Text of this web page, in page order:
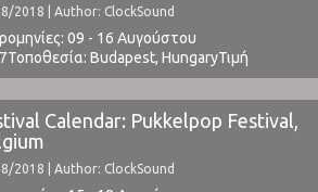
2018 | Author: ClockSound
09 - 16 Αυγούστου
Budapest, HungaryΤιμή
€ 275 (Tickets)Το Line Up
Kendrick Lamar * Kygo * Mumford
Sons * Liam Gallagher * Bastille * Lykke Li *
Stelar * The Kooks * MØ * Kaleo * Zara
* Gogol Bordello * Clean Bandit * ...
Calendar: Pukkelpop Festival,
2018 | Author: ClockSound